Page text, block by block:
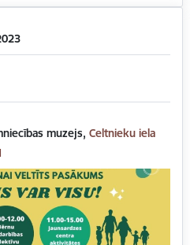
muzejs, Celtnieku iela